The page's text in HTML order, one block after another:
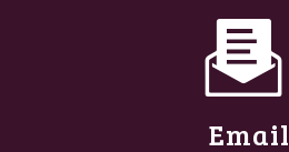
Email